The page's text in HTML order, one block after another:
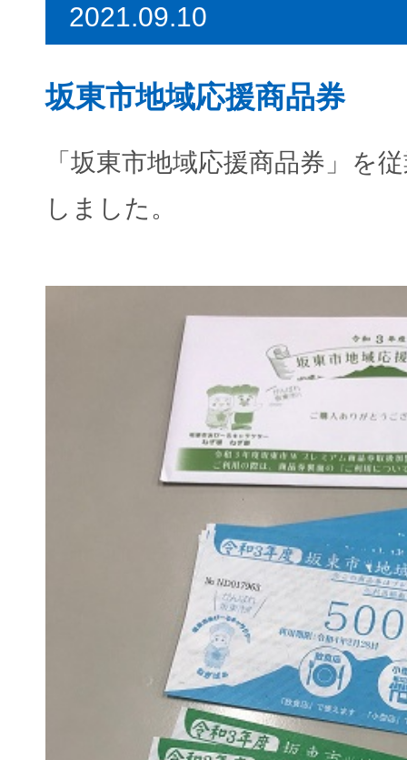
2021.09.10
坂東市地域応援商品券
「坂東市地域応援商品券」を
しました。